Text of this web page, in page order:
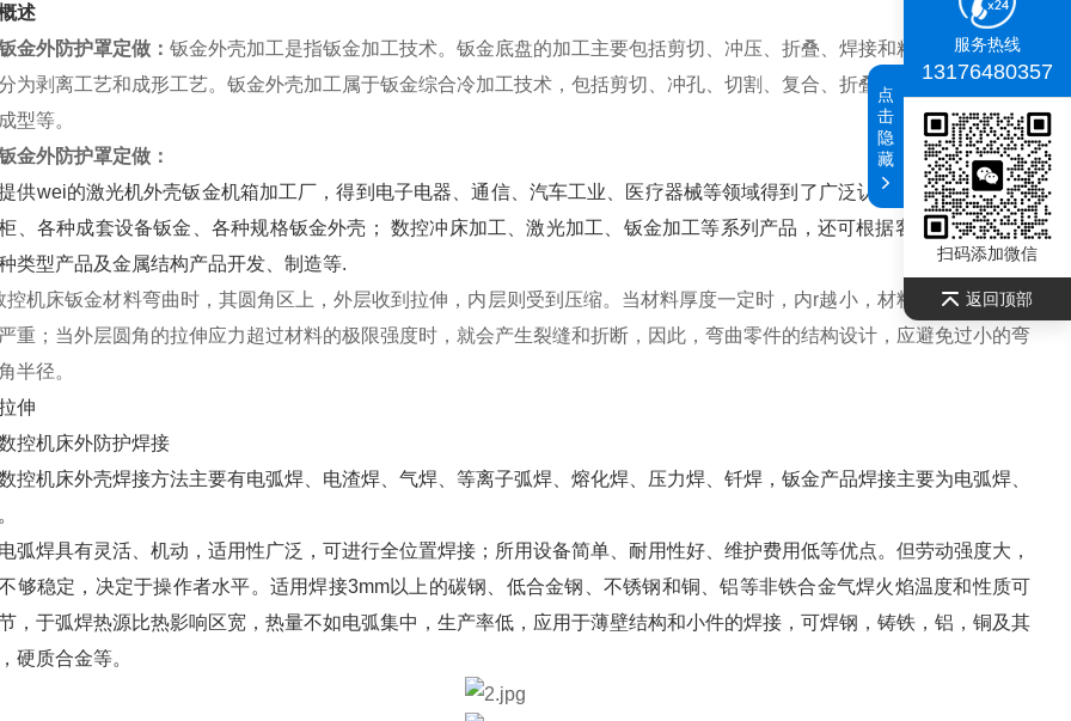
述
金外防护罩定做 ： 钣金外壳加工是指钣金加工技术。钣金底盘的加工主要包括剪切、冲压、折叠、焊接和粘接。冲压工艺
为剥离工艺和成形工艺。钣金外壳加工属于钣金综合冷加工技术，包括剪切、冲孔、切割、复合、折叠、焊接、铆接、拼
型等。
金外防护罩定做 ：
供wei的激光机外壳钣金机箱加工厂，得到电子电器、通信、汽车工业、医疗器械等领域得到了广泛认可。钣金控制箱、
、各种成套设备钣金、各种规格钣金外壳； 数控冲床加工、激光加工、钣金加工等系列产品，还可根据客户要求设计生
类型产品及金属结构产品开发、制造等.
机床钣金材料弯曲时，其圆角区上，外层收到拉伸，内层则受到压缩。当材料厚度一定时，内r越小，材料的拉伸和压缩
重；当外层圆角的拉伸应力超过材料的极限强度时，就会产生裂缝和折断，因此，弯曲零件的结构设计，应避免过小的弯
半径。
机床外防护焊接
床外壳焊接方法主要有电弧焊、电渣焊、气焊、等离子弧焊、熔化焊、压力焊、钎焊，钣金产品焊接主要为电弧焊、
具有灵活、机动，适用性广泛，可进行全位置焊接；所用设备简单、耐用性好、维护费用低等优点。但劳动强度大，
够稳定，决定于操作者水平。适用焊接3mm以上的碳钢、低合金钢、不锈钢和铜、铝等非铁合金气焊火焰温度和性质可
，于弧焊热源比热影响区宽，热量不如电弧集中，生产率低，应用于薄壁结构和小件的焊接，可焊钢，铸铁，铝，铜及其
硬质合金等。
服务热线
13176480357
扫码添加微信
返回顶部
点
击
隐
藏